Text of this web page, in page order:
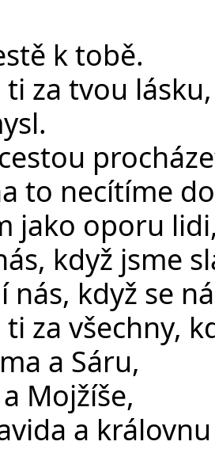
k tobě.
ti za tvou
to necítíme
jako oporu
když jsme
nás, když se
za všechny,
a Sáru,
Mojžíše,
a královnu